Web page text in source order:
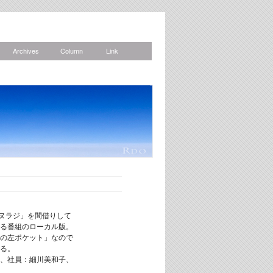
Archives Column Link
ラジ」を間借りして
番組のローカル版。
左ポケット」なので
。
社員：細川美和子、